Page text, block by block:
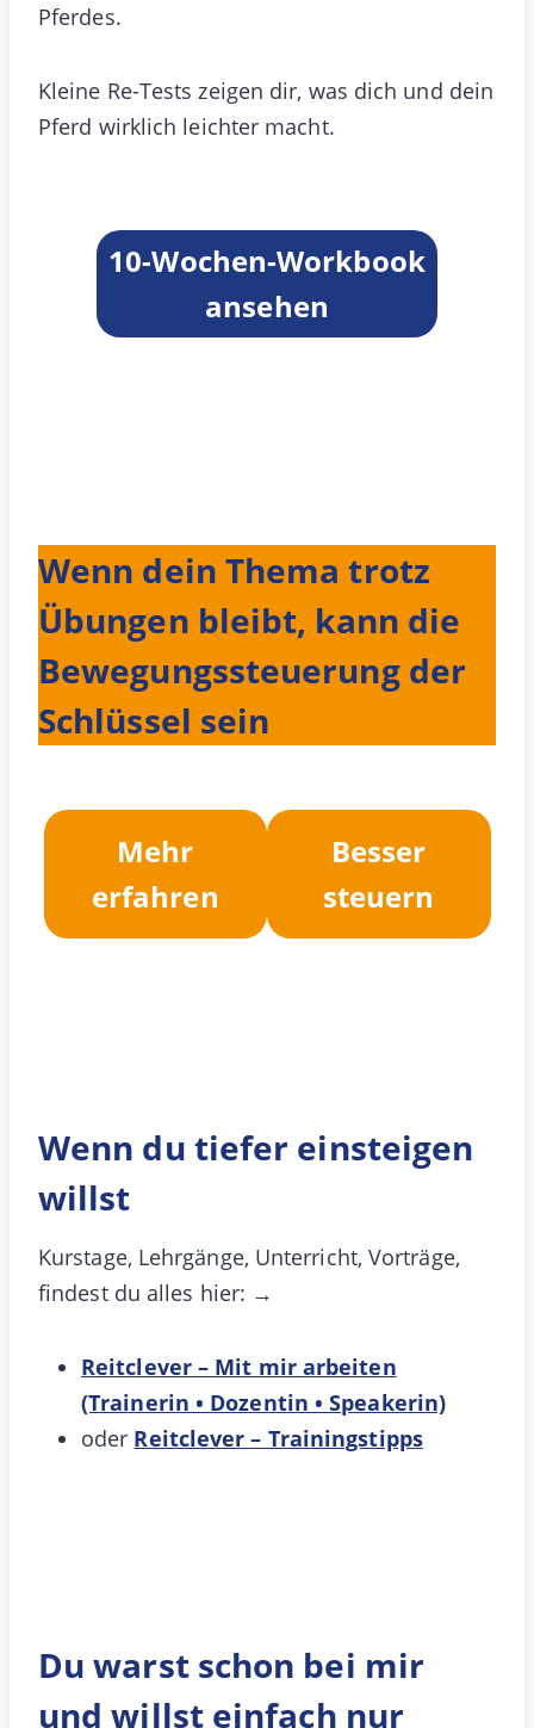
Pferdes.
Kleine Re-Tests zeigen dir, was dich und dein
Pferd wirklich leichter macht.
10-Wochen-Workbook
ansehen
Wenn dein Thema trotz
Übungen bleibt, kann die
Bewegungssteuerung der
Schlüssel sein
Mehr
erfahren
Besser
steuern
Wenn du tiefer einsteigen
willst
Kurstage, Lehrgänge, Unterricht, Vorträge,
findest du alles hier: →
Reitclever – Mit mir arbeiten
(Trainerin • Dozentin • Speakerin)
oder Reitclever – Trainingstipps
Du warst schon bei mir
und willst einfach nur